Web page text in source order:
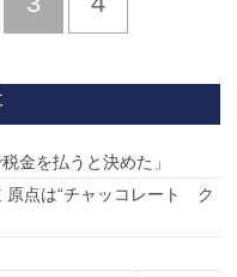
金を払うと決めた」
原点は“チャッコレート ク